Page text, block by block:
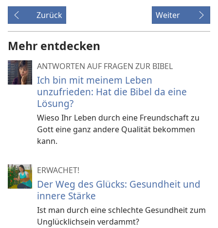
Zurück Weiter
Mehr entdecken
ANTWORTEN AUF FRAGEN ZUR BIBEL
Ich bin mit meinem Leben
unzufrieden: Hat die Bibel da eine
Lösung?
Wieso Ihr Leben durch eine Freundschaft zu
Gott eine ganz andere Qualität bekommen
kann.
ERWACHET!
Der Weg des Glücks: Gesundheit und
innere Stärke
Ist man durch eine schlechte Gesundheit zum
Unglücklichsein verdammt?